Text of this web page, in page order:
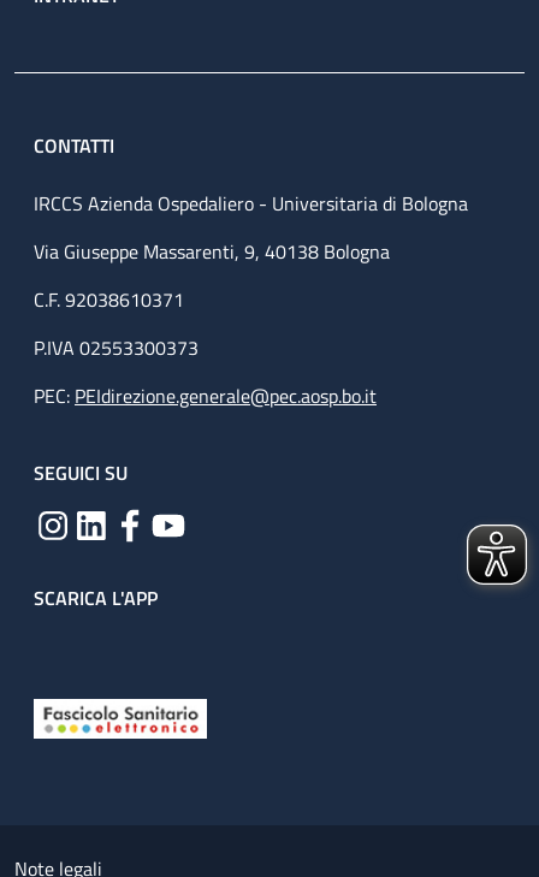
CONTATTI
IRCCS Azienda Ospedaliero - Universitaria di Bologna
Via Giuseppe Massarenti, 9, 40138 Bologna
C.F. 92038610371
P.IVA 02553300373
PEC: PEIdirezione.generale@pec.aosp.bo.it
SEGUICI SU
SCARICA L'APP
Small prints
Note legali